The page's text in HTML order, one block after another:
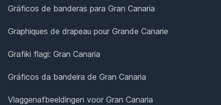
Gráficos de banderas para Gran Canaria
Graphiques de drapeau pour Grande Canarie
Grafiki flagi: Gran Canaria
Gráficos da bandeira de Gran Canaria
Vlaggenafbeeldingen voor Gran Canaria